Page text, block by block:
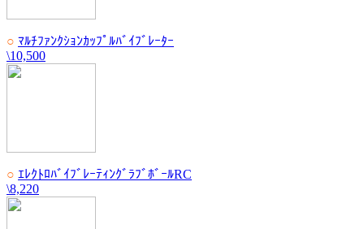
○ ﾏﾙﾁﾌｧﾝｸｼｮﾝｶｯﾌﾟﾙﾊﾞｲﾌﾞﾚｰﾀｰ
\10,500
○ ｴﾚｸﾄﾛﾊﾞｲﾌﾞﾚｰﾃｨﾝｸﾞﾗﾌﾞﾎﾞｰﾙRC
\8,220